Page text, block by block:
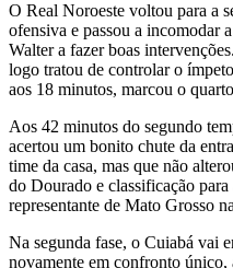
O Real Noroeste voltou para a
ofensiva e passou a incomodar
Walter a fazer boas
logo tratou de controlar o
aos 18 minutos, marcou o
Aos 42 minutos do segundo
acertou um bonito chute da
time da casa, mas que não
do Dourado e classificação
representante de Mato Grosso
Na segunda fase, o Cuiabá vai
novamente em confronto